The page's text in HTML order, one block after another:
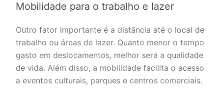
Mobilidade para o trabalho e lazer
Outro fator importante é a distância até o local de
trabalho ou áreas de lazer. Quanto menor o tempo
gasto em deslocamentos, melhor será a qualidade
de vida. Além disso, a mobilidade facilita o acesso
a eventos culturais, parques e centros comerciais.